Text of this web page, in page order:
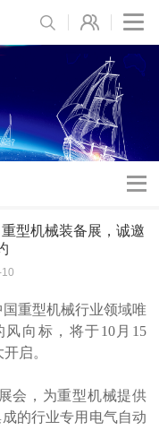
型机械装备展，诚邀
重型机械行业领域唯
向标，将于10月15
启。
会，为重型机械提供
的行业专用电气自动